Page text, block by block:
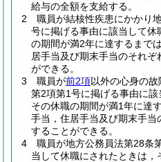
給与の全額を支給する。
2
職員が結核性疾患にかかり
号に掲げる事由に該当して
の期間が満2年に達するまで
居手当及び期末手当のそれ
ができる。
3
職員が前2項以外の心身の
第2項第1号に掲げる事由に該
その休職の期間が満1年に達
手当，住居手当及び期末手
することができる。
4
職員が地方公務員法第28条
当して休職にされたときは